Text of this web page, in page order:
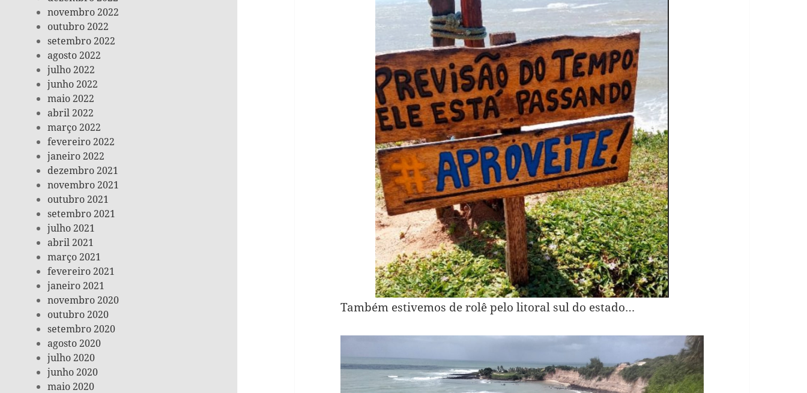
novembro 2022
outubro 2022
setembro 2022
agosto 2022
julho 2022
junho 2022
maio 2022
abril 2022
março 2022
fevereiro 2022
janeiro 2022
dezembro 2021
novembro 2021
outubro 2021
setembro 2021
julho 2021
abril 2021
março 2021
fevereiro 2021
janeiro 2021
novembro 2020
outubro 2020
setembro 2020
agosto 2020
julho 2020
junho 2020
maio 2020
Também estivemos de rolê pelo litoral sul do estado…